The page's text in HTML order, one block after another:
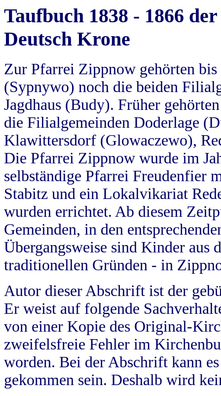
Taufbuch 1838 - 1866
Deutsch Krone
Zur Pfarrei Zippnow gehörten
(Sypnywo) noch die beiden
Jagdhaus (Budy). Früher
die Filialgemeinden Doderlage
Klawittersdorf (Glowaczewo),
Die Pfarrei Zippnow wurde im
selbständige Pfarrei Freudenfier
Stabitz und ein Lokalvikariat
wurden errichtet. Ab diesem
Gemeinden, in den
Übergangsweise sind Kinder aus
traditionellen Gründen - in
Autor dieser Abschrift ist der
Er weist auf folgende
von einer Kopie des Original-
zweifelsfreie Fehler im
worden. Bei der Abschrift kann
gekommen sein. Deshalb wird